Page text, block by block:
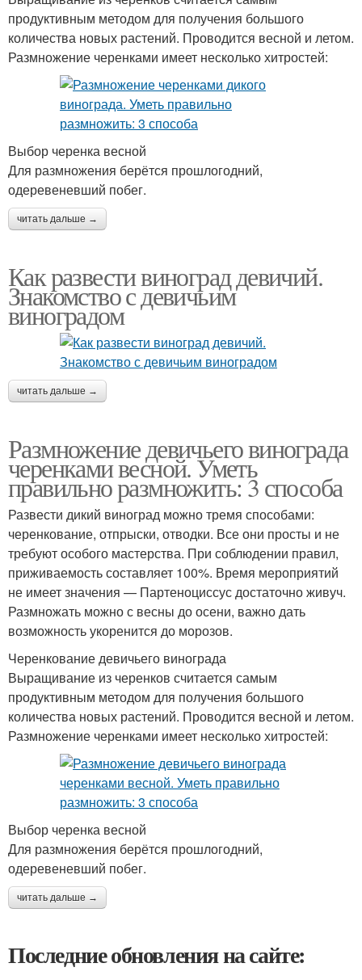
продуктивным методом для получения большого
количества новых растений. Проводится весной и летом.
Размножение черенками имеет несколько хитростей:
Выбор черенка весной
Для размножения берётся прошлогодний,
одеревеневший побег.
читать дальше →
Как развести виноград девичий.
Знакомство с девичьим
виноградом
читать дальше →
Размножение девичьего винограда
черенками весной. Уметь
правильно размножить: 3 способа
Развести дикий виноград можно тремя способами:
черенкование, отпрыски, отводки. Все они просты и не
требуют особого мастерства. При соблюдении правил,
приживаемость составляет 100%. Время мероприятий
не имеет значения — Партеноциссус достаточно живуч.
Размножать можно с весны до осени, важно дать
возможность укоренится до морозов.
Черенкование девичьего винограда
Выращивание из черенков считается самым
продуктивным методом для получения большого
количества новых растений. Проводится весной и летом.
Размножение черенками имеет несколько хитростей:
Выбор черенка весной
Для размножения берётся прошлогодний,
одеревеневший побег.
читать дальше →
Последние обновления на сайте: